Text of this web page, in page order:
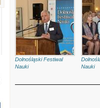
Dolnośląski Festiwal
Nauki
Nauki